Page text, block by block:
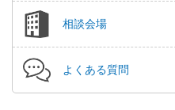
相談会場
よくある質問